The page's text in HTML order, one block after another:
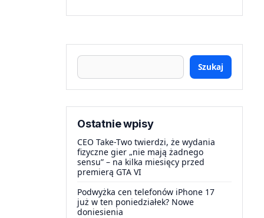
Szukaj
Ostatnie wpisy
CEO Take-Two twierdzi, że wydania
fizyczne gier „nie mają żadnego
sensu” – na kilka miesięcy przed
premierą GTA VI
Podwyżka cen telefonów iPhone 17
już w ten poniedziałek? Nowe
doniesienia